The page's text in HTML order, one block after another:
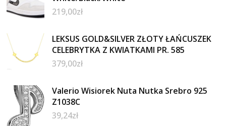
219,00zł
LEKSUS GOLD&SILVER ZŁOTY ŁAŃCUSZEK
CELEBRYTKA Z KWIATKAMI PR. 585
379,00zł
Valerio Wisiorek Nuta Nutka Srebro 925
Z1038C
39,24zł